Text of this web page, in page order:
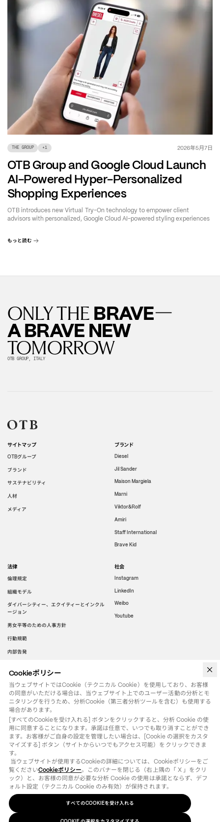
THE GROUP +1 2026年5月7日
OTB Group and Google Cloud Launch
AI-Powered Hyper-Personalized
Shopping Experiences
OTB introduces new Virtual Try-On technology to empower client
advisors with personalized, Google Cloud AI-powered styling experiences
もっと読む
ONLY THE BRAVE—
A BRAVE NEW
TOMORROW
OTB GROUP, ITALY
サイトマップ
OTBグループ
ブランド
サステナビリティ
人材
メディア
ブランド
Diesel
Jil Sander
Maison Margiela
Marni
Viktor&Rolf
Amiri
Staff International
Brave Kid
法律
倫理規定
組織モデル
ダイバーシティー、エクイティーとインクル
ージョン
男女平等のための人事方針
行動規範
内部告発
社会
Instagram
LinkedIn
Weibo
Youtube
WeChat
©
法律用語 COOKIEの選択をカスタマイズする
Cookieポリシー
当ウェブサイトではCookie（テクニカル Cookie）を使用しており、お客様
の同意がいただける場合は、当ウェブサイト上でのユーザー活動の分析とモ
ニタリングを行うため、分析Cookie（第三者分析ツールを含む）も使用する
場合があります。
[すべてのCookieを受け入れる] ボタンをクリックすると、分析 Cookie の使
用に同意することになります。承諾は任意で、いつでも取り消すことができ
ます。お客様がご自身の設定を管理したい場合は、[Cookie の選択をカスタ
マイズする] ボタン（サイトからいつでもアクセス可能）をクリックできま
す。
覧くださいCookieポリシー。このバナーを閉じる（右上隅の「 X 」をクリ
ック）と、お客様の同意が必要な分析 Cookie の使用は承諾とならず、デフ
ォルト設定（テクニカル Cookie のみ有効）が保持されます。
すべてのCOOKIEを受け入れる